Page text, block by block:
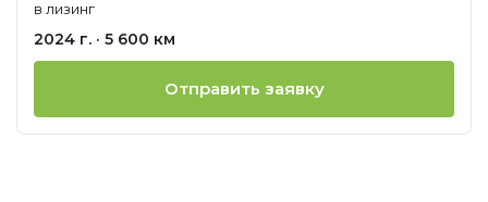
в лизинг
2024 г. · 5 600 км
Отправить заявку